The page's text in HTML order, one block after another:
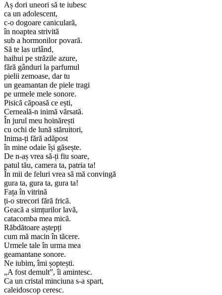
Aș dori uneori să te iubesc
ca un adolescent,
c-o dogoare caniculară,
în noaptea strivită
sub a hormonilor povară.
Să te las urlând,
haihui pe străzile azure,
fără gânduri la parfumul
pielii zemoase, dar tu
un geamantan de piele tragi
pe urmele mele sonore.
Pisică căpoasă ce ești,
Cerneală-n inimă vărsată.
În jurul meu hoinărești
cu ochi de lună stăruitori,
Inima-ți fără adăpost
în mine odaie își găsește.
De n-aș vrea să-ți fiu soare,
patul tău, camera ta, patria ta!
În mii de feluri vrea să mă convingă
gura ta, gura ta, gura ta!
Fața în vitrină
ți-o strecori fără frică.
Geacă a simțurilor lavă,
catacomba mea mică.
Răbdătoare aștepți
cum mă macin în tăcere.
Urmele tale în urma mea
geamantane sonore.
Ne iubim, îmi șoptești.
„A fost demult”, îi amintesc.
Ca un cristal minciuna s-a spart,
caleidoscop ceresc.